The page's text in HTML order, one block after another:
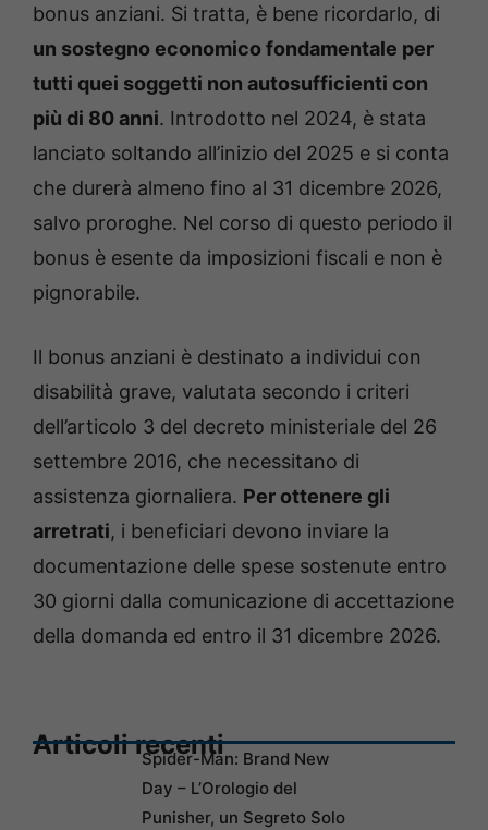
bonus anziani. Si tratta, è bene ricordarlo, di
un sostegno economico fondamentale per
tutti quei soggetti non autosufficienti con
più di 80 anni. Introdotto nel 2024, è stata
lanciato soltando all’inizio del 2025 e si conta
che durerà almeno fino al 31 dicembre 2026,
salvo proroghe. Nel corso di questo periodo il
bonus è esente da imposizioni fiscali e non è
pignorabile.
Il bonus anziani è destinato a individui con
disabilità grave, valutata secondo i criteri
dell’articolo 3 del decreto ministeriale del 26
settembre 2016, che necessitano di
assistenza giornaliera. Per ottenere gli
arretrati, i beneficiari devono inviare la
documentazione delle spese sostenute entro
30 giorni dalla comunicazione di accettazione
della domanda ed entro il 31 dicembre 2026.
Articoli recentiSpider-Man: Brand New
Day – L’Orologio del
Punisher, un Segreto Solo